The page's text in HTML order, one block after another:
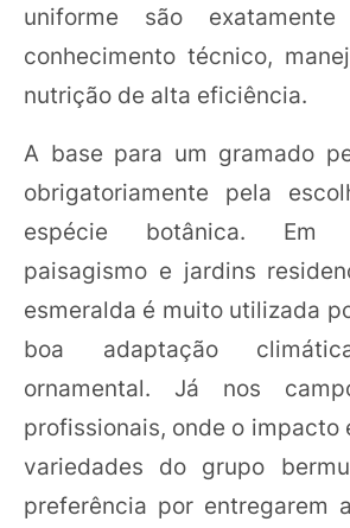
uniforme são
conhecimento técnico,
nutrição de alta eficiência.
A base para um gramado
obrigatoriamente pela
espécie botânica. Em
paisagismo e jardins
esmeralda é muito utilizada
boa adaptação
ornamental. Já nos
profissionais, onde o impacto
variedades do grupo
preferência por entregarem